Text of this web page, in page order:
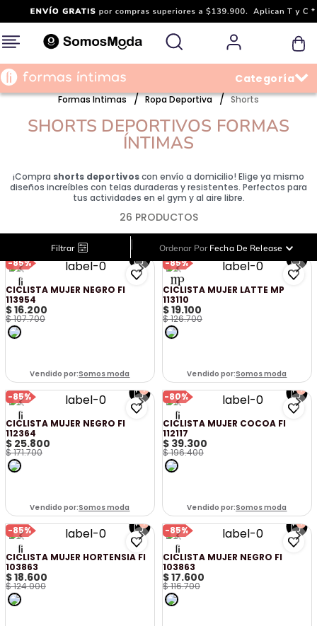
Formas Intimas Ropa Deportiva Shorts
SHORTS DEPORTIVOS FORMAS
ÍNTIMAS
¡Compra shorts deportivoscon envío a domicilio! Elige ya mismo
diseños increíbles con telas duraderas y resistentes. Perfectos para
tus actividades en el gym y al aire libre.
26 PRODUCTOS
Filtrar | Ordenar Por Fecha De Release
-85%
CICLISTA MUJER NEGRO FI
113954
$16.200
$107.700
Vendido por:Somos moda
-85%
CICLISTA MUJER LATTE MP
113110
$19.100
$126.700
Vendido por:Somos moda
-85%
CICLISTA MUJER NEGRO FI
112364
$ 25.800
$171.700
Vendido por:Somos moda
-80%
CICLISTA MUJER COCOA FI
112117
$ 39.300
$196.400
Vendido por:Somos moda
-85%
CICLISTA MUJER HORTENSIA FI
103863
$18.600
$124.000
-85%
CICLISTA MUJER NEGRO FI
103863
$17.600
$116.700